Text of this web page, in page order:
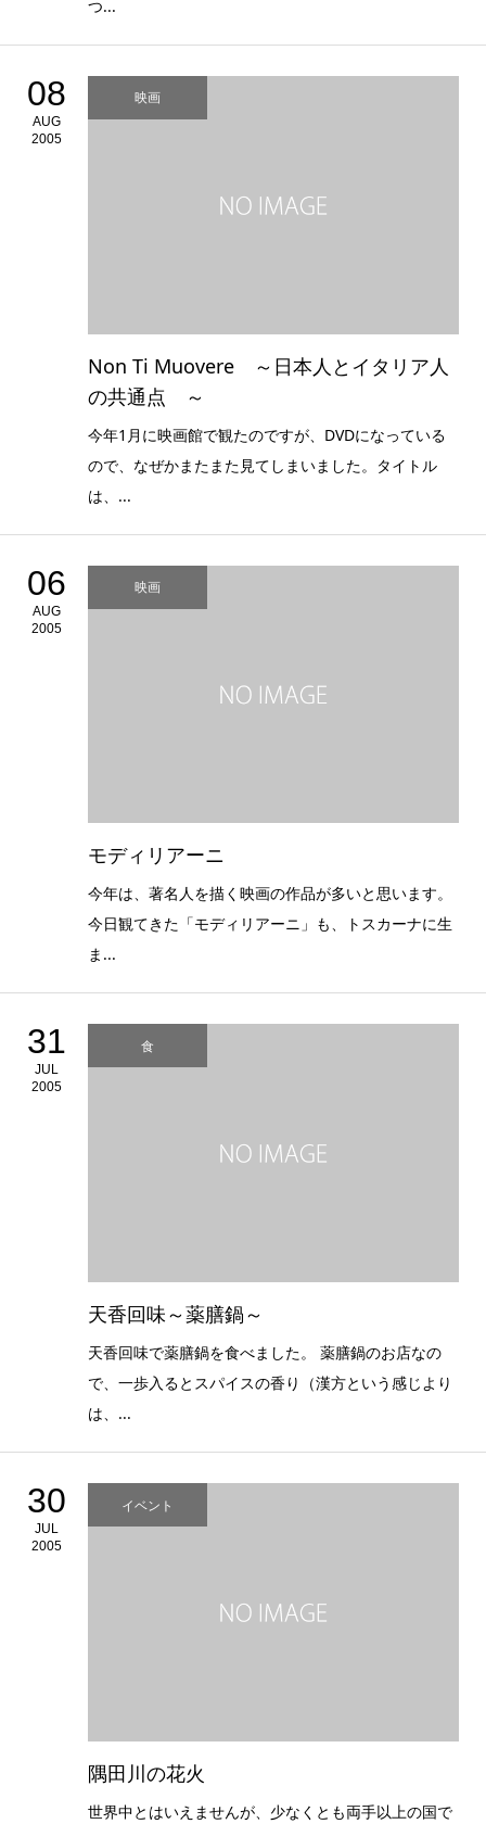
つ...
08
AUG
2005
映画
Non Ti Muovere ～日本人とイタリア人
の共通点 ～
今年1月に映画館で観たのですが、DVDになっている
ので、なぜかまたまた見てしまいました。タイトル
は、...
06
AUG
2005
映画
モディリアーニ
今年は、著名人を描く映画の作品が多いと思います。
今日観てきた「モディリアーニ」も、トスカーナに生
ま...
31
JUL
2005
食
天香回味～薬膳鍋～
天香回味で薬膳鍋を食べました。 薬膳鍋のお店なの
で、一歩入るとスパイスの香り（漢方という感じより
は、...
30
JUL
2005
イベント
隅田川の花火
世界中とはいえませんが、少なくとも両手以上の国で